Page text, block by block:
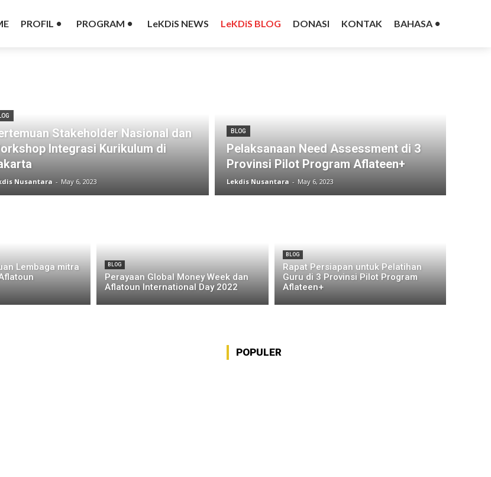
PROFIL PROGRAM LeKDiS NEWS LeKDiS BLOG DONASI KONTAK BAHASA
Stakeholder Nasional dan
Integrasi Kurikulum di
Nusantara - May 6, 2023
BLOG
Pelaksanaan Need Assessment di 3
Provinsi Pilot Program Aflateen+
Lekdis Nusantara - May 6, 2023
Lembaga mitra
BLOG
Perayaan Global Money Week dan
Aflatoun International Day 2022
BLOG
Rapat Persiapan untuk Pelatihan
Guru di 3 Provinsi Pilot Program
Aflateen+
POPULER